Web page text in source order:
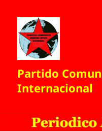
Partido
Internacional